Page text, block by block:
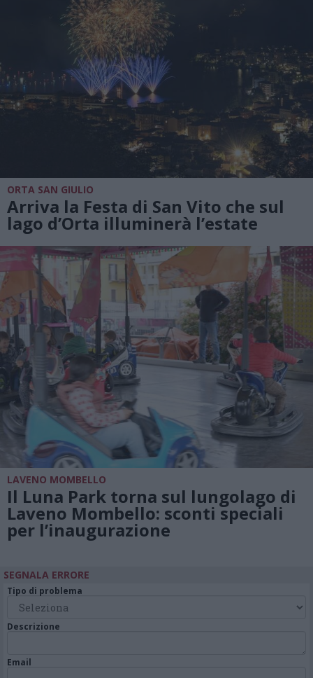
ORTA SAN GIULIO
Arriva la Festa di San Vito che sul
lago d’Orta illuminerà l’estate
LAVENO MOMBELLO
Il Luna Park torna sul lungolago di
Laveno Mombello: sconti speciali
per l’inaugurazione
SEGNALA ERRORE
Tipo di problema
Descrizione
Email